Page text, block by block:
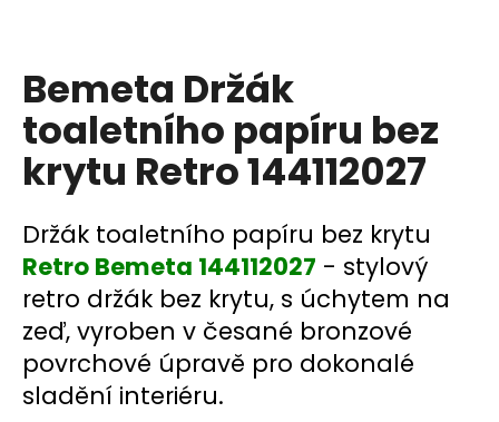
Bemeta Držák
toaletního papíru bez
krytu Retro 144112027
Držák toaletního papíru bez krytu
Retro Bemeta 144112027 - stylový
retro držák bez krytu, s úchytem na
zeď, vyroben v česané bronzové
povrchové úpravě pro dokonalé
sladění interiéru.
í
t
?
HLEDAT
D
o
p